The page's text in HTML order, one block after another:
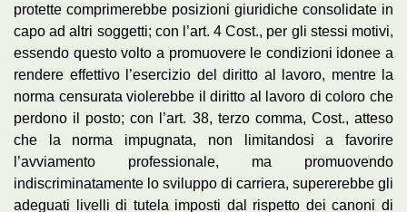
protette comprimerebbe posizioni giuridiche consolidate in
capo ad altri soggetti; con l’art. 4 Cost., per gli stessi motivi,
essendo questo volto a promuovere le condizioni idonee a
rendere effettivo l’esercizio del diritto al lavoro, mentre la
norma censurata violerebbe il diritto al lavoro di coloro che
perdono il posto; con l’art. 38, terzo comma, Cost., atteso
che la norma impugnata, non limitandosi a favorire
l’avviamento professionale, ma promuovendo
indiscriminatamente lo sviluppo di carriera, supererebbe gli
adeguati livelli di tutela imposti dal rispetto dei canoni di